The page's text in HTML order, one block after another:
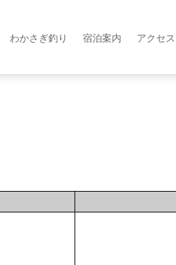
わかさぎ釣り 宿泊案内 アクセス